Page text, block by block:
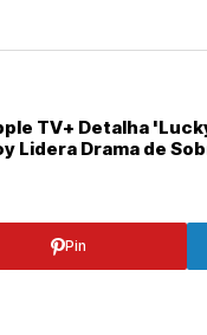
TV+ Detalha
Lidera Drama de
Pin